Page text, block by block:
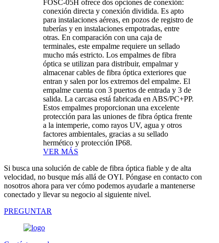
FOSC-05H ofrece dos opciones de conexión:
conexión directa y conexión dividida. Es apto
para instalaciones aéreas, en pozos de registro de
tuberías y en instalaciones empotradas, entre
otras. En comparación con una caja de
terminales, este empalme requiere un sellado
mucho más estricto. Los empalmes de fibra
óptica se utilizan para distribuir, empalmar y
almacenar cables de fibra óptica exteriores que
entran y salen por los extremos del empalme. El
empalme cuenta con 3 puertos de entrada y 3 de
salida. La carcasa está fabricada en ABS/PC+PP.
Estos empalmes proporcionan una excelente
protección para las uniones de fibra óptica frente
a la intemperie, como rayos UV, agua y otros
factores ambientales, gracias a su sellado
hermético y protección IP68.
VER MÁS
Si busca una solución de cable de fibra óptica fiable y de alta
velocidad, no busque más allá de OYI. Póngase en contacto con
nosotros ahora para ver cómo podemos ayudarle a mantenerse
conectado y llevar su negocio al siguiente nivel.
PREGUNTAR